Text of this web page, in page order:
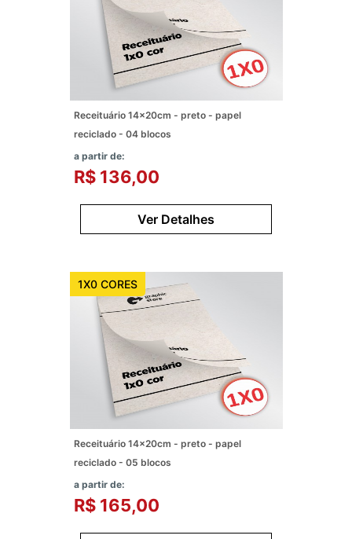
Receituário 14x20cm - preto - papel
reciclado - 04 blocos
a partir de:
R$ 136,00
Ver Detalhes
1X0 CORES
Receituário 14x20cm - preto - papel
reciclado - 05 blocos
a partir de:
R$ 165,00